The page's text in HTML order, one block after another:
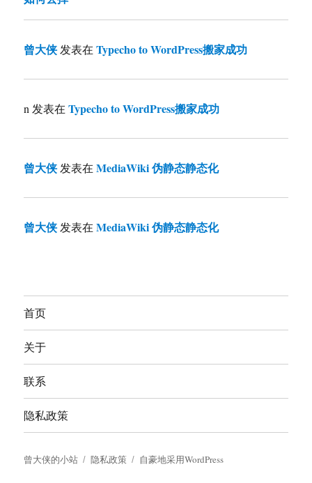
曾大侠发表在Typecho to WordPress搬家成功
n 发表在Typecho to WordPress搬家成功
曾大侠发表在MediaWiki 伪静态静态化
曾大侠发表在MediaWiki 伪静态静态化
首页
关于
联系
隐私政策
曾大侠的小站 隐私政策 自豪地采用WordPress